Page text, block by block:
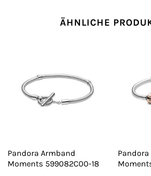
ÄHNLICHE
Pandora Armband
Moments 599082C00-18